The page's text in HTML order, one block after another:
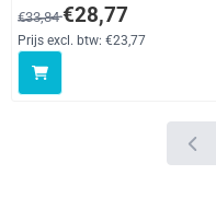
Series, BLS, C1, C1, Nemo
(2007-on), Dokker, Duster,
Lodgy, Logan I & II (2004 -
ON), San
Van 33,84 voor 28,77,
€33,84€28,77
Prijs excl. btw: €23,77